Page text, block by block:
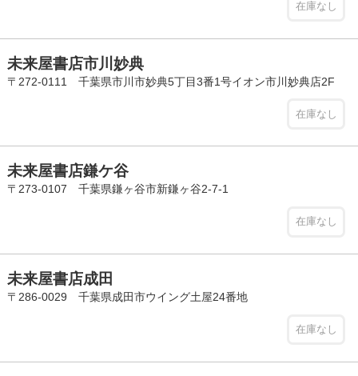
在庫なし
未来屋書店市川妙典
〒272-0111 千葉県市川市妙典5丁目3番1号イオン市川妙典店2F
在庫なし
未来屋書店鎌ケ谷
〒273-0107 千葉県鎌ヶ谷市新鎌ヶ谷2-7-1
在庫なし
未来屋書店成田
〒286-0029 千葉県成田市ウイング土屋24番地
在庫なし